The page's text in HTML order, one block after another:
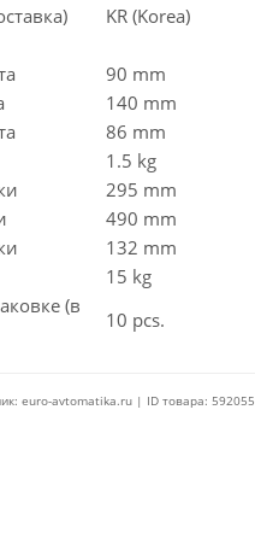
KR (Korea)
90 mm
140 mm
86 mm
1.5 kg
295 mm
490 mm
132 mm
15 kg
(в
10 pcs.
euro-avtomatika.ru | ID товара: 592055